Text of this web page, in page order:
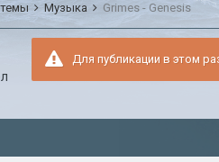
Музыка Grimes - Genesis
Для публикации в этом